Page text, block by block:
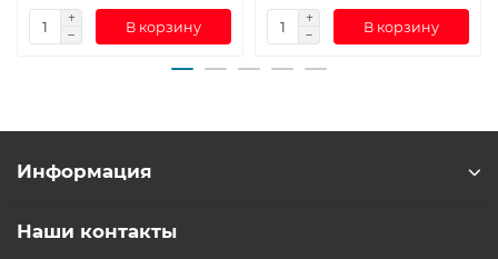
В корзину В корзину
Информация
Наши контакты